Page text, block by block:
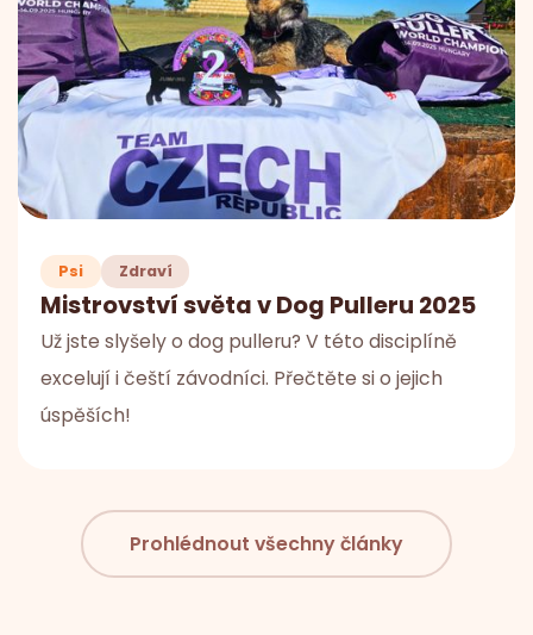
Psi Zdraví
Mistrovství světa v Dog Pulleru 2025
Už jste slyšely o dog pulleru? V této disciplíně
excelují i čeští závodníci. Přečtěte si o jejich
úspěších!
Prohlédnout všechny články